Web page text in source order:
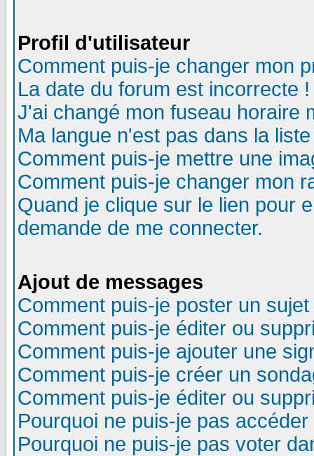
Profil d'utilisateur
Comment puis-je changer mon
La date du forum est incorrecte !
J'ai changé mon fuseau horaire
Ma langue n'est pas dans la
Comment puis-je mettre une
Comment puis-je changer mon
Quand je clique sur le lien pour
demande de me connecter.
Ajout de messages
Comment puis-je poster un
Comment puis-je éditer ou
Comment puis-je ajouter une
Comment puis-je créer un
Comment puis-je éditer ou
Pourquoi ne puis-je pas
Pourquoi ne puis-je pas voter